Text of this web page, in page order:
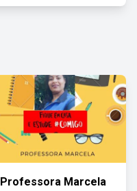
Professora Marcela